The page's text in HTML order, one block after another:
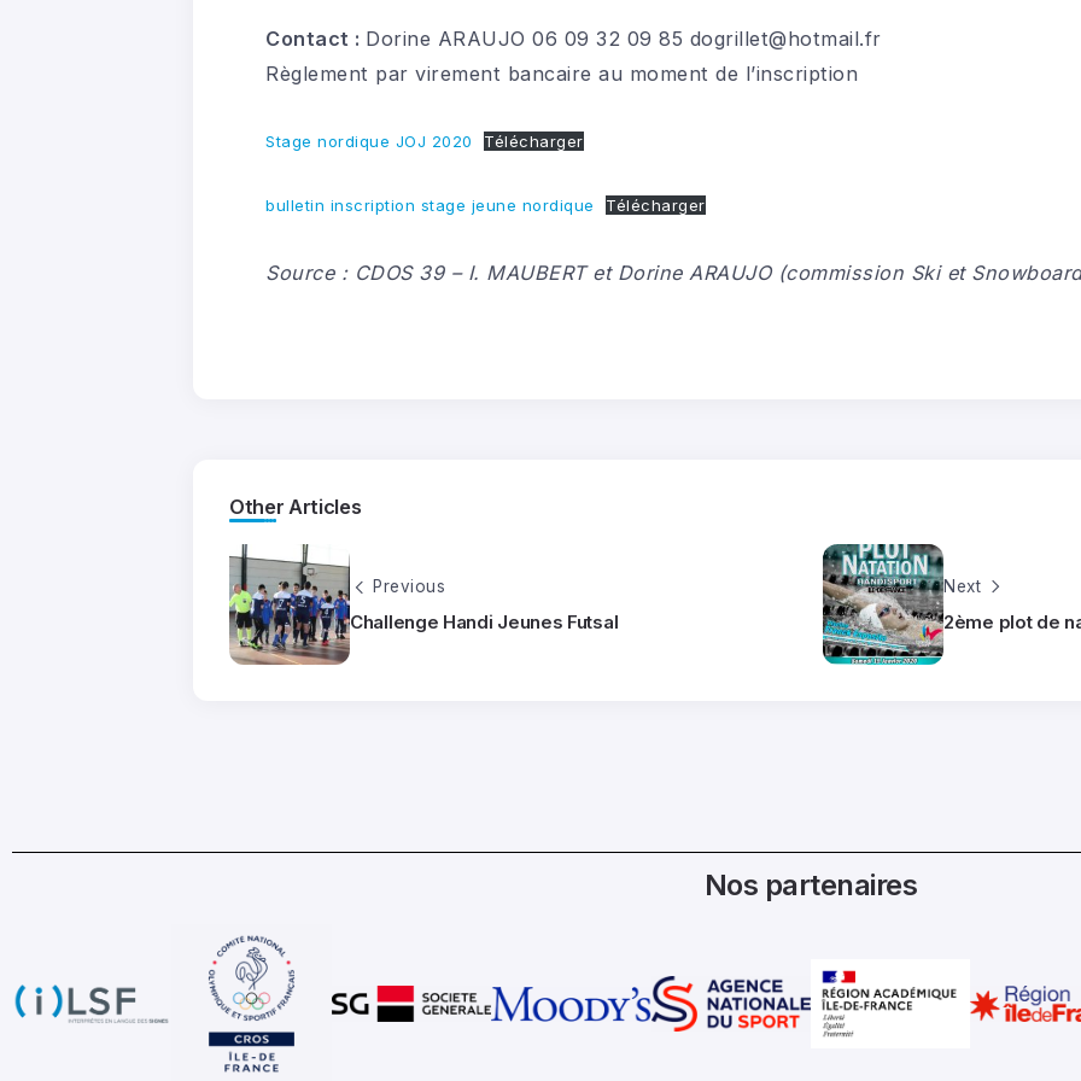
Contact : Dorine ARAUJO 06 09 32 09 85 dogrillet@hotmail.fr
Règlement par virement bancaire au moment de l’inscription
Stage nordique JOJ 2020 Télécharger
bulletin inscription stage jeune nordique Télécharger
Source : CDOS 39 – I. MAUBERT et Dorine ARAUJO (commission Ski et
Other Articles
Previous
Challenge Handi Jeunes Futsal
Next
2ème plot de
Nos partenaires